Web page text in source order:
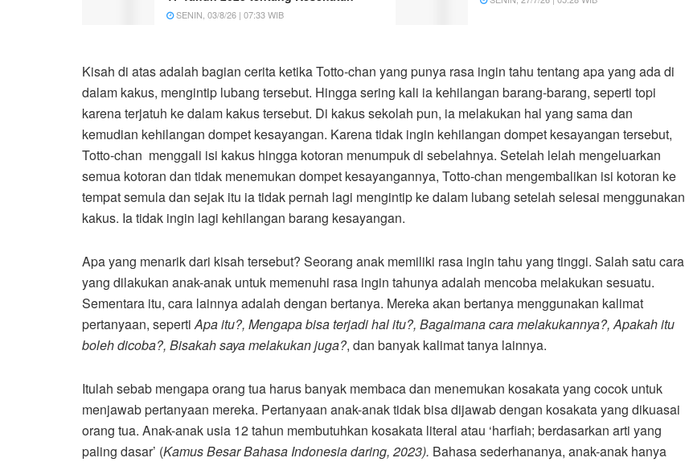
SENIN, 03/8/26 | 07:33 WIB
Kisah di atas adalah bagian cerita ketika Totto-chan yang punya rasa ingin tahu tentang apa yang ada di
dalam kakus, mengintip lubang tersebut. Hingga sering kali ia kehilangan barang-barang, seperti topi
karena terjatuh ke dalam kakus tersebut. Di kakus sekolah pun, ia melakukan hal yang sama dan
kemudian kehilangan dompet kesayangan. Karena tidak ingin kehilangan dompet kesayangan tersebut,
Totto-chan menggali isi kakus hingga kotoran menumpuk di sebelahnya. Setelah lelah mengeluarkan
semua kotoran dan tidak menemukan dompet kesayangannya, Totto-chan mengembalikan isi kotoran ke
tempat semula dan sejak itu ia tidak pernah lagi mengintip ke dalam lubang setelah selesai menggunakan
kakus. Ia tidak ingin lagi kehilangan barang kesayangan.
Apa yang menarik dari kisah tersebut? Seorang anak memiliki rasa ingin tahu yang tinggi. Salah satu cara
yang dilakukan anak-anak untuk memenuhi rasa ingin tahunya adalah mencoba melakukan sesuatu.
Sementara itu, cara lainnya adalah dengan bertanya. Mereka akan bertanya menggunakan kalimat
pertanyaan, sepertiApa itu?, Mengapa bisa terjadi hal itu?, Bagaimana cara melakukannya?, Apakah itu
boleh dicoba?, Bisakah saya melakukan juga?, dan banyak kalimat tanya lainnya.
Itulah sebab mengapa orang tua harus banyak membaca dan menemukan kosakata yang cocok untuk
menjawab pertanyaan mereka. Pertanyaan anak-anak tidak bisa dijawab dengan kosakata yang dikuasai
orang tua. Anak-anak usia 12 tahun membutuhkan kosakata literal atau ‘harfiah; berdasarkan arti yang
paling dasar’ (Kamus Besar Bahasa Indonesia daring, 2023). Bahasa sederhananya, anak-anak hanya